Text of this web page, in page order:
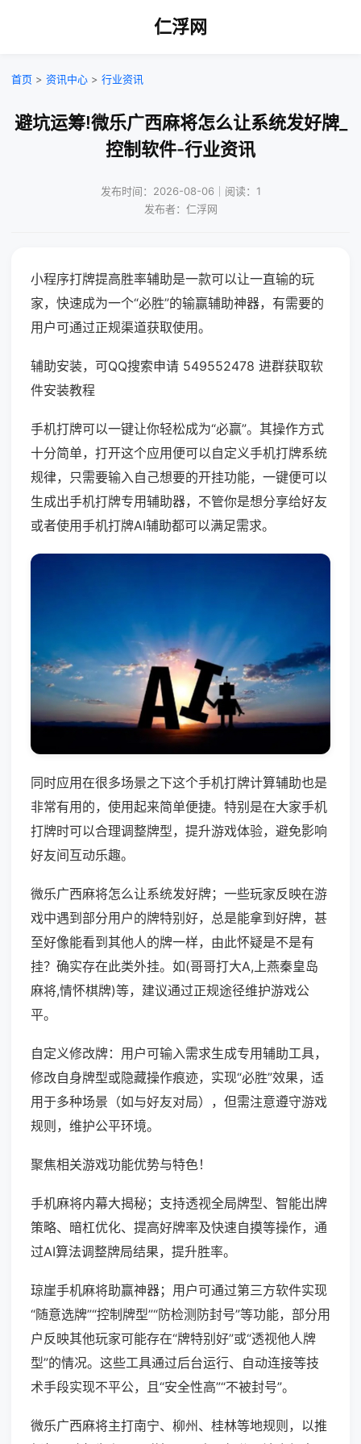
仁浮网
首页 > 资讯中心 > 行业资讯
避坑运筹!微乐广西麻将怎么让系统发好牌_
控制软件-行业资讯
发布时间：2026-08-06｜阅读：1
发布者：仁浮网
小程序打牌提高胜率辅助是一款可以让一直输的玩
家，快速成为一个“必胜”的输赢辅助神器，有需要的
用户可通过正规渠道获取使用。
辅助安装，可QQ搜索申请 549552478 进群获取软
件安装教程
手机打牌可以一键让你轻松成为“必赢”。其操作方式
十分简单，打开这个应用便可以自定义手机打牌系统
规律，只需要输入自己想要的开挂功能，一键便可以
生成出手机打牌专用辅助器，不管你是想分享给好友
或者使用手机打牌AI辅助都可以满足需求。
同时应用在很多场景之下这个手机打牌计算辅助也是
非常有用的，使用起来简单便捷。特别是在大家手机
打牌时可以合理调整牌型，提升游戏体验，避免影响
好友间互动乐趣。
微乐广西麻将怎么让系统发好牌；一些玩家反映在游
戏中遇到部分用户的牌特别好，总是能拿到好牌，甚
至好像能看到其他人的牌一样，由此怀疑是不是有
挂？确实存在此类外挂。如(哥哥打大A,上燕秦皇岛
麻将,情怀棋牌)等，建议通过正规途径维护游戏公
平。
自定义修改牌：用户可输入需求生成专用辅助工具，
修改自身牌型或隐藏操作痕迹，实现“必胜”效果，适
用于多种场景（如与好友对局），但需注意遵守游戏
规则，维护公平环境。
聚焦相关游戏功能优势与特色！
手机麻将内幕大揭秘；支持透视全局牌型、智能出牌
策略、暗杠优化、提高好牌率及快速自摸等操作，通
过AI算法调整牌局结果，提升胜率。
琼崖手机麻将助赢神器；用户可通过第三方软件实现
“随意选牌”“控制牌型”“防检测防封号”等功能，部分用
户反映其他玩家可能存在“牌特别好”或“透视他人牌
型”的情况。这些工具通过后台运行、自动连接等技
术手段实现不平公，且“安全性高”“不被封号”。
微乐广西麻将主打南宁、柳州、桂林等地规则，以推